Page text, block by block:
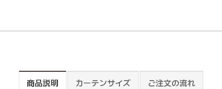
商品説明 カーテンサイズ ご注文の流れ